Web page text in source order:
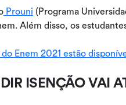
Prouni (Programa
Além disso, os
Enem 2021 estão
ISENÇÃO VAI